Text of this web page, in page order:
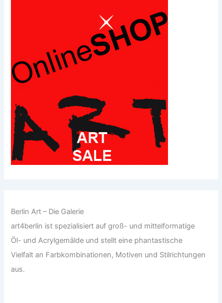
Berlin Art – Die Galerie
art4berlin ist spezialisiert auf groß- und mittelformatige
Öl- und Acrylgemälde und stellt eine phantastische
Vielfalt an Farbkombinationen, Motiven und Stilrichtungen
aus.